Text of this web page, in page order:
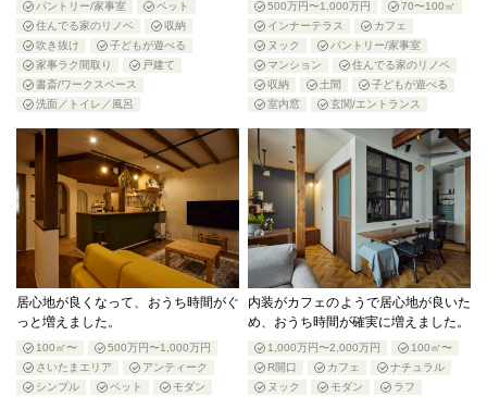
パントリー/家事室
ペット
住んでる家のリノベ
収納
吹き抜け
子どもが遊べる
家事ラク間取り
戸建て
書斎/ワークスペース
洗面／トイレ／風呂
500万円〜1,000万円
70〜100㎡
インナーテラス
カフェ
ヌック
パントリー/家事室
マンション
住んでる家のリノベ
収納
土間
子どもが遊べる
室内窓
玄関/エントランス
居心地が良くなって、おうち時間がぐ
っと増えました。
100㎡〜
500万円〜1,000万円
さいたまエリア
アンティーク
シンプル
ペット
モダン
内装がカフェのようで居心地が良いた
め、おうち時間が確実に増えました。
1,000万円〜2,000万円
100㎡〜
R開口
カフェ
ナチュラル
ヌック
モダン
ラフ